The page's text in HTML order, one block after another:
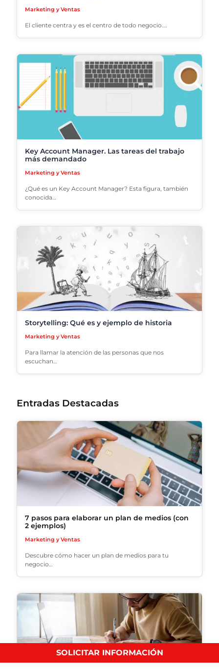
Marketing y Ventas
El cliente centra y es el centro de todo negocio.…
Key Account Manager. Las tareas del trabajo
más demandado
Marketing y Ventas
¿Qué es un Key Account Manager? Esta figura, también
conocida…
Storytelling: Qué es y ejemplo de historia
Marketing y Ventas
Para llamar la atención de las personas que nos
escuchan…
Entradas Destacadas
7 pasos para elaborar un plan de medios (con
2 ejemplos)
Marketing y Ventas
Descubre cómo hacer un plan de medios para tu
negocio…
SOLICITAR INFORMACIÓN